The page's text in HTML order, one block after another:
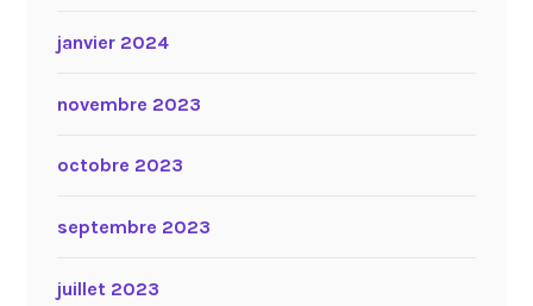
janvier 2024
novembre 2023
octobre 2023
septembre 2023
juillet 2023